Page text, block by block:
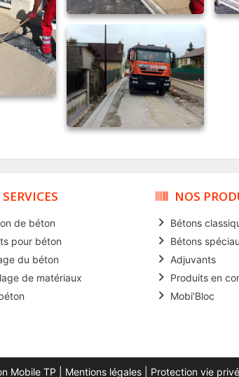
de béton
pour béton
du béton
de matériaux
NOS
Bétons
Bétons
Adjuvants
Produits en
Mobi’Bloc
Mobile TP Mentions légales| Protection vie